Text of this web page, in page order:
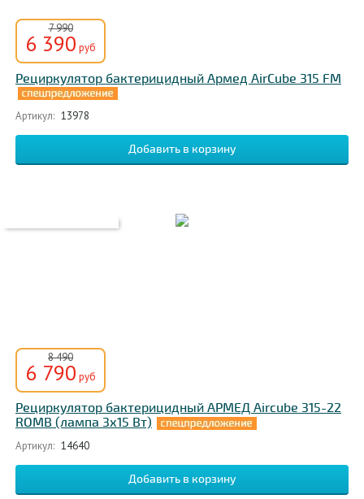
7 990
6 390 руб
Рециркулятор бактерицидный Армед AirCube 315 FM
Артикул: 13978
8 490
6 790 руб
Рециркулятор бактерицидный АРМЕД Aircube 315-22
ROMB (лампа 3х15 Вт)
Артикул: 14640